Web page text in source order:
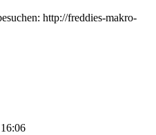
http://freddies-makro-